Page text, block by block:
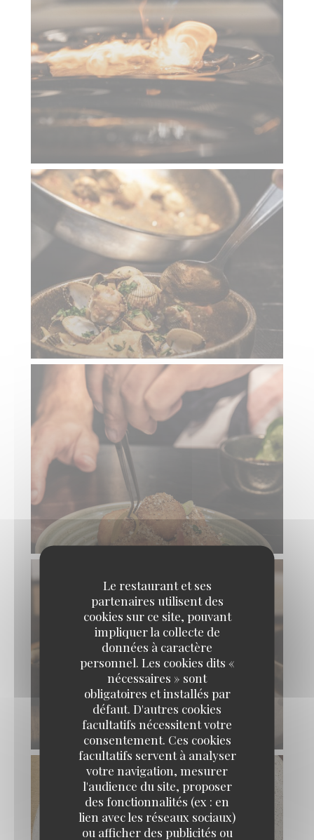
Le restaurant et ses
partenaires utilisent des
cookies sur ce site, pouvant
impliquer la collecte de
données à caractère
personnel. Les cookies dits «
nécessaires » sont
obligatoires et installés par
défaut. D'autres cookies
facultatifs nécessitent votre
consentement. Ces cookies
facultatifs servent à analyser
votre navigation, mesurer
l'audience du site, proposer
des fonctionnalités (ex : en
lien avec les réseaux sociaux)
ou afficher des publicités ou